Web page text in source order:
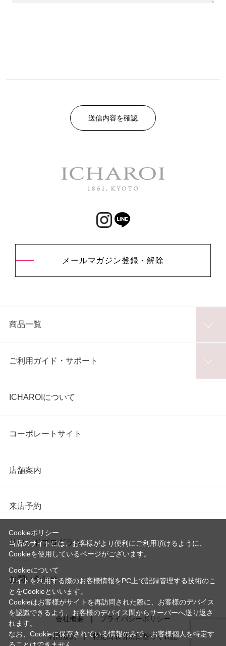
メールマガジン登録・解除
商品一覧
ご利用ガイド・サポート
ICHAROIについて
コーポレートサイト
店舗案内
来店予約
リワードプログラム
お問い合わせ
会社概要 プライバシーポリシー
利用規約 特定商取引法に基づく表記
Cookieポリシー
当店のサイトには、お客様がより便利にご利用頂けるように、
Cookieを使用しているページがございます。
Cookieについて
サイトを利用する際のお客様情報をPC上で記録管理する技術のこ
とをCookieといいます。
Cookieはお客様がサイトを再訪問された際に、お客様のデバイス
を認識できるよう、お客様のデバイス間からサーバーへ送り返さ
れます。
なお、Cookieに保存されている情報のみで、お客様個人を特定す